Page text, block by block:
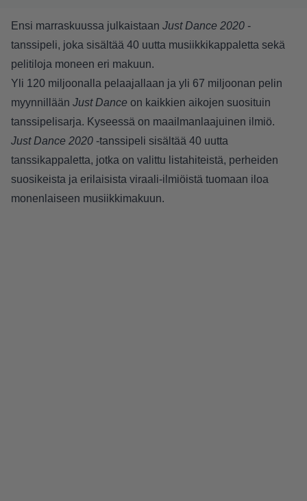
Ensi marraskuussa julkaistaan Just Dance 2020 -
tanssipeli, joka sisältää 40 uutta musiikkikappaletta sekä
pelitiloja moneen eri makuun.
Yli 120 miljoonalla pelaajallaan ja yli 67 miljoonan pelin
myynnillään Just Dance on kaikkien aikojen suosituin
tanssipelisarja. Kyseessä on maailmanlaajuinen ilmiö.
Just Dance 2020 -tanssipeli sisältää 40 uutta
tanssikappaletta, jotka on valittu listahiteistä, perheiden
suosikeista ja erilaisista viraali-ilmiöistä tuomaan iloa
monenlaiseen musiikkimakuun.